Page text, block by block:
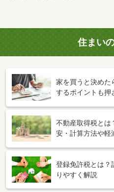
住まい
家を買うと決めた
するポイントも押
不動産取得税とは
安・計算方法や軽
登録免許税とは？
りやすく解説